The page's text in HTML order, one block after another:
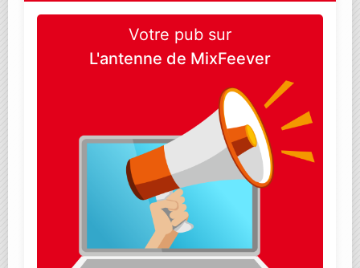
Votre pub sur
L'antenne de MixFeever